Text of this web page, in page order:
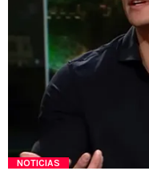
NOTICIAS